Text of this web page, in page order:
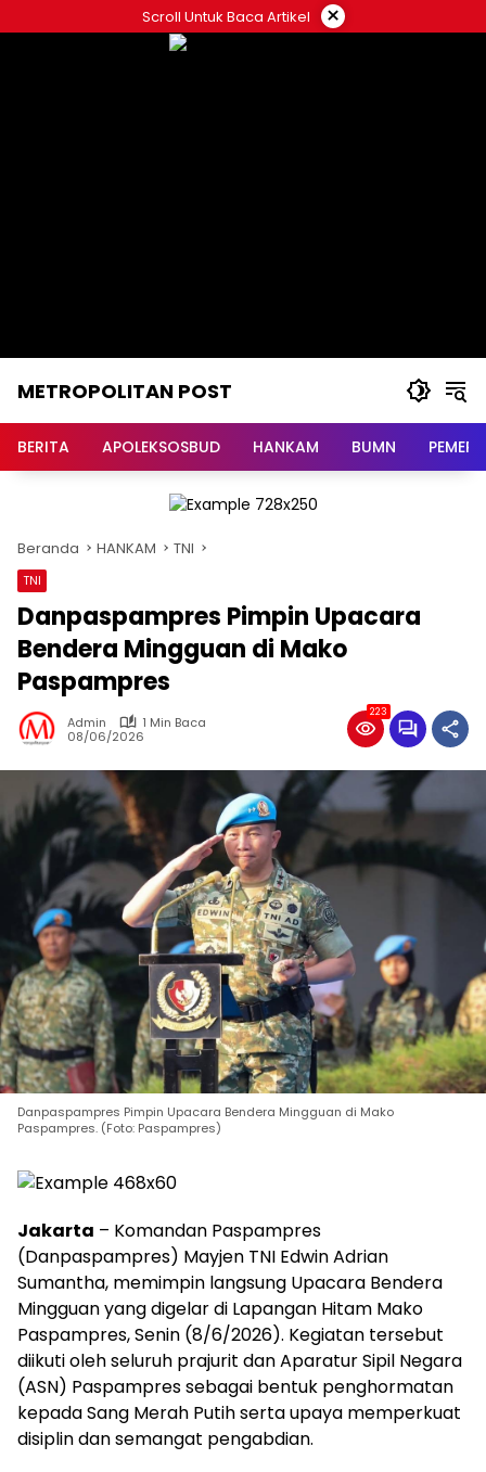
ke
Scroll Untuk Baca Artikel ×
METROPOLITAN POST
BERITA APOLEKSOSBUD HANKAM BUMN
Beranda HANKAM TNI
TNI
Danpaspampres Pimpin Upacara
Bendera Mingguan di Mako
Paspampres
Admin
1 Min Baca
08/06/2026
223
Danpaspampres Pimpin Upacara Bendera Mingguan di Mako
Paspampres. (Foto: Paspampres)
Jakarta – Komandan Paspampres
(Danpaspampres) Mayjen TNI Edwin Adrian
Sumantha, memimpin langsung Upacara Bendera
Mingguan yang digelar di Lapangan Hitam Mako
Paspampres, Senin (8/6/2026). Kegiatan tersebut
diikuti oleh seluruh prajurit dan Aparatur Sipil Negara
(ASN) Paspampres sebagai bentuk penghormatan
kepada Sang Merah Putih serta upaya memperkuat
disiplin dan semangat pengabdian.